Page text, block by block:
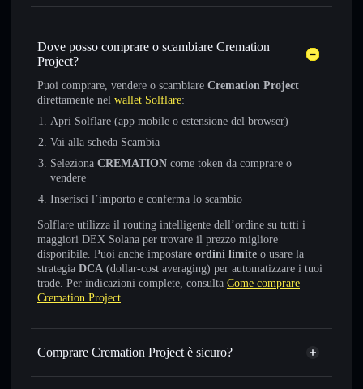
Dove posso comprare o scambiare Cremation
Project?
Puoi comprare, vendere o scambiare Cremation Project
direttamente nel wallet Solflare:
Apri Solflare (app mobile o estensione del browser)
Vai alla scheda Scambia
Seleziona CREMATION come token da comprare o
vendere
Inserisci l’importo e conferma lo scambio
Solflare utilizza il routing intelligente dell’ordine su tutti i
maggiori DEX Solana per trovare il prezzo migliore
disponibile. Puoi anche impostare ordini limite o usare la
strategia DCA (dollar-cost averaging) per automatizzare i tuoi
trade. Per indicazioni complete, consulta Come comprare
Cremation Project.
Comprare Cremation Project è sicuro?
Cremation Project non è verificato